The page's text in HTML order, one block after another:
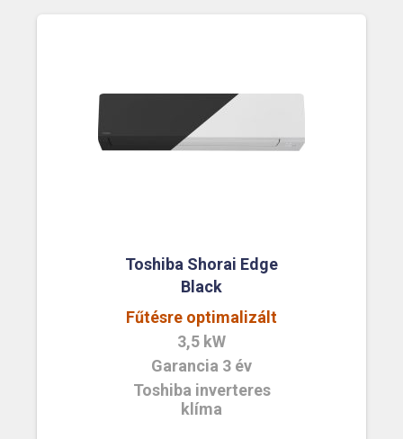
Toshiba Shorai Edge
Black
Fűtésre optimalizált
3,5 kW
Garancia 3 év
Toshiba inverteres
klíma